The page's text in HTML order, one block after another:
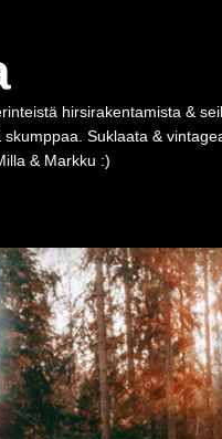
hirsirakentamista &
Suklaata &
& Markku :)